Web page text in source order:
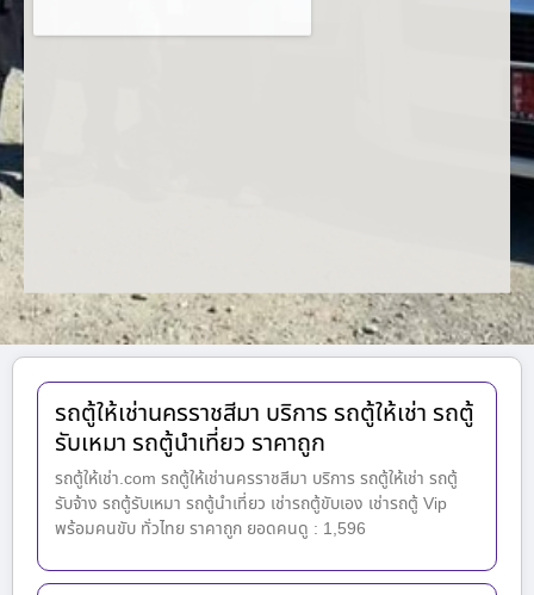
รถตู้ให้เช่านครราชสีมา บริการ รถตู้ให้เช่า รถตู้
รับเหมา รถตู้นำเที่ยว ราคาถูก
รถตู้ให้เช่า.com รถตู้ให้เช่านครราชสีมา บริการ รถตู้ให้เช่า รถตู้
รับจ้าง รถตู้รับเหมา รถตู้นำเที่ยว เช่ารถตู้ขับเอง เช่ารถตู้ Vip
พร้อมคนขับ ทั่วไทย ราคาถูก ยอดคนดู : 1,596